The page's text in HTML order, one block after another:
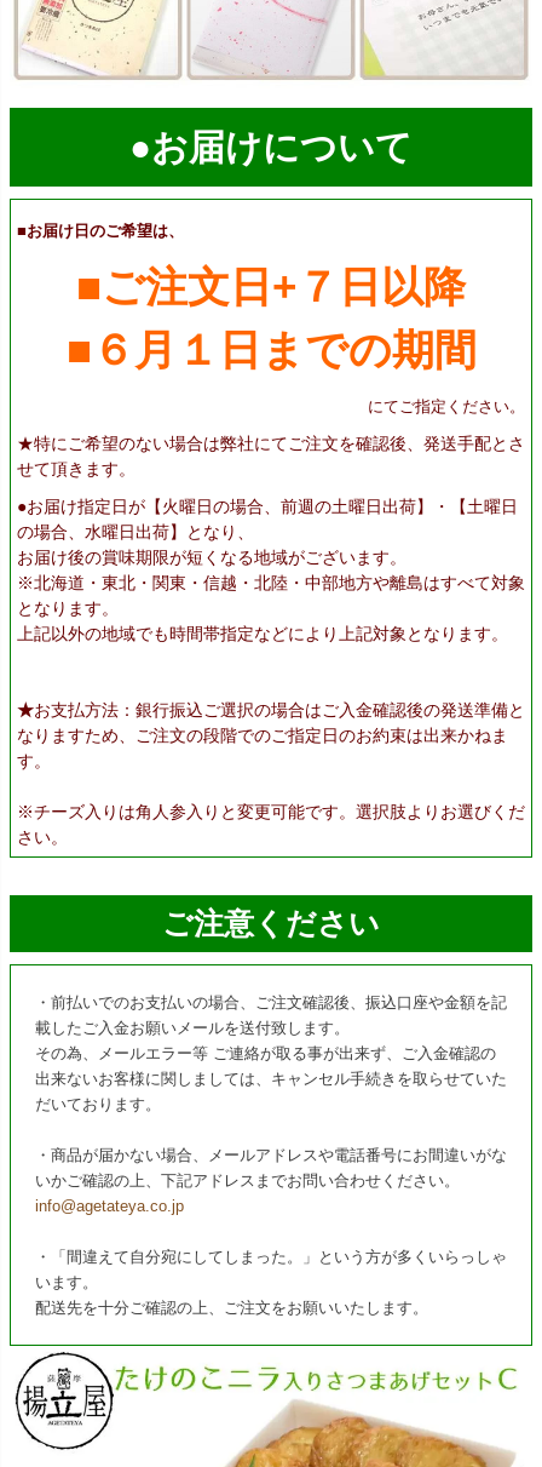
●お届けについて
■お届け日のご希望は、
■ご注文日+７日以降
■６月１日までの期間
にてご指定ください。
★特にご希望のない場合は弊社にてご注文を確認後、発送手配とさ
せて頂きます。
●お届け指定日が【火曜日の場合、前週の土曜日出荷】・【土曜日
の場合、水曜日出荷】となり、
お届け後の賞味期限が短くなる地域がございます。
※北海道・東北・関東・信越・北陸・中部地方や離島はすべて対象
となります。
上記以外の地域でも時間帯指定などにより上記対象となります。
★お支払方法：銀行振込ご選択の場合はご入金確認後の発送準備と
なりますため、ご注文の段階でのご指定日のお約束は出来かねま
す。
※チーズ入りは角人参入りと変更可能です。選択肢よりお選びくだ
さい。
ご注意ください
・前払いでのお支払いの場合、ご注文確認後、振込口座や金額を記
載したご入金お願いメールを送付致します。
その為、メールエラー等 ご連絡が取る事が出来ず、ご入金確認の
出来ないお客様に関しましては、キャンセル手続きを取らせていた
だいております。
・商品が届かない場合、メールアドレスや電話番号にお間違いがな
いかご確認の上、下記アドレスまでお問い合わせください。
info@agetateya.co.jp
・「間違えて自分宛にしてしまった。」という方が多くいらっしゃ
います。
配送先を十分ご確認の上、ご注文をお願いいたします。